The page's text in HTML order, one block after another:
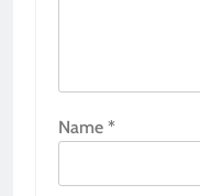
Name *